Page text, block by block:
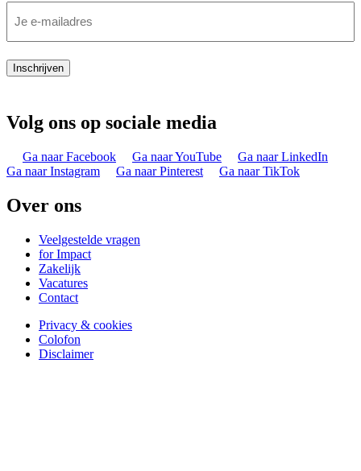
Inschrijven
Volg ons op sociale media
Ga naar Facebook Ga naar YouTube
Ga naar LinkedIn
Ga naar Instagram
Ga naar Pinterest Ga naar TikTok
Over ons
Veelgestelde vragen
for Impact
Zakelijk
Vacatures
Contact
Privacy & cookies
Colofon
Disclaimer